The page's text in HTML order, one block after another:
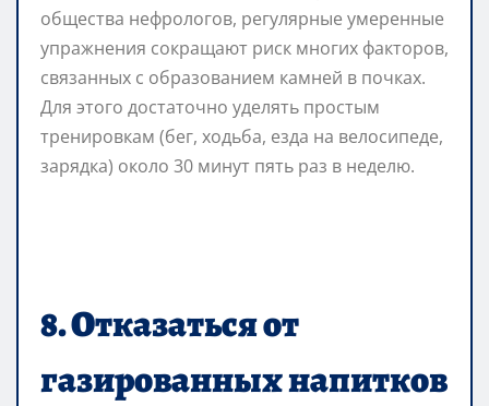
общества нефрологов, регулярные умеренные
упражнения сокращают риск многих факторов,
связанных с образованием камней в почках.
Для этого достаточно уделять простым
тренировкам (бег, ходьба, езда на велосипеде,
зарядка) около 30 минут пять раз в неделю.
8. Отказаться от
газированных напитков